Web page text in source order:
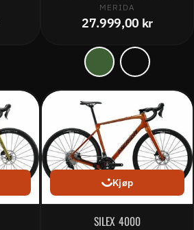
MERIDA
27.999,00 kr
Kjøp
SILEX 4000